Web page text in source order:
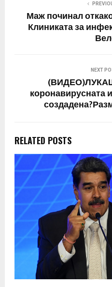
Маж починал
Клиниката за
NEXT
коронавирусната
RELATED POSTS